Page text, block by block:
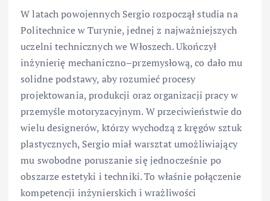
W latach powojennych Sergio rozpoczął studia na
Politechnice w Turynie, jednej z najważniejszych
uczelni technicznych we Włoszech. Ukończył
inżynierię mechaniczno–przemysłową, co dało mu
solidne podstawy, aby rozumieć procesy
projektowania, produkcji oraz organizacji pracy w
przemyśle motoryzacyjnym. W przeciwieństwie do
wielu designerów, którzy wychodzą z kręgów sztuk
plastycznych, Sergio miał warsztat umożliwiający
mu swobodne poruszanie się jednocześnie po
obszarze estetyki i techniki. To właśnie połączenie
kompetencji inżynierskich i wrażliwości